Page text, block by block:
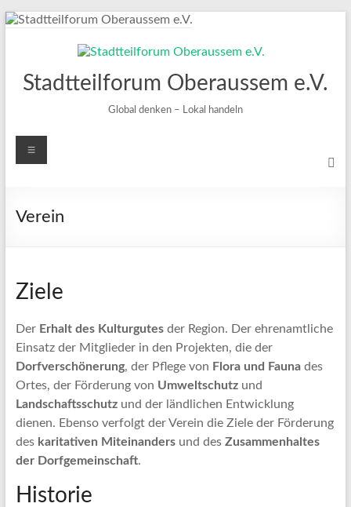
Zum
Stadtteilforum Oberaussem e.V.
Global denken – Lokal handeln
Menü
Verein
Ziele
Der Erhalt des Kulturgutesder Region. Der ehrenamtliche
Einsatz der Mitglieder in den Projekten, die der
Dorfverschönerung, der Pflege von Flora und Faunades
Ortes, der Förderung von Umweltschutzund
Landschaftsschutzund der ländlichen Entwicklung
dienen. Ebenso verfolgt der Verein die Ziele der Förderung
des karitativen Miteinandersund des Zusammenhaltes
der Dorfgemeinschaft.
Historie